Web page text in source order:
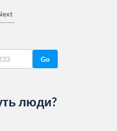
Go
люди?